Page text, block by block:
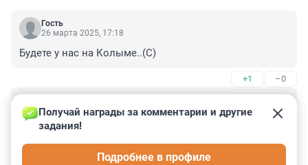
Гость
26 марта 2025, 17:18
Будете у нас на Колыме..(С)
+1 –0
26 марта 2025, 16:18
"Рускеала" за последние 10 лет из уникального
природного ландшафтного парка превратился в парк
развлечений. Больше туда ни ногой.
Получай награды за комментарии и другие
задания!
Подробнее в профиле